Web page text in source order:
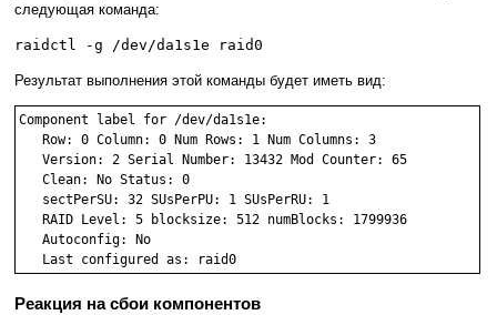
следующая команда:
raidctl -g /dev/da1s1e raid0
Результат выполнения этой команды будет иметь вид:
Component label for /dev/da1s1e:
   Row: 0 Column: 0 Num Rows: 1 Num Columns: 3
   Version: 2 Serial Number: 13432 Mod Counter: 65
   Clean: No Status: 0
   sectPerSU: 32 SUsPerPU: 1 SUsPerRU: 1
   RAID Level: 5 blocksize: 512 numBlocks: 1799936
   Autoconfig: No
Реакция на сбои компонентов